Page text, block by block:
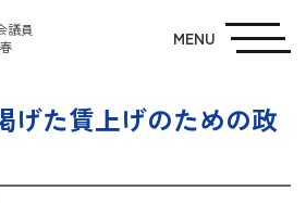
議員
MENU
げた賃上げのための政